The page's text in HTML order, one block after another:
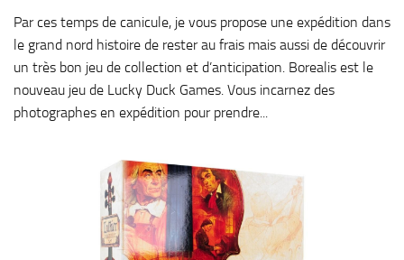
Par ces temps de canicule, je vous propose une expédition dans
le grand nord histoire de rester au frais mais aussi de découvrir
un très bon jeu de collection et d’anticipation. Borealis est le
nouveau jeu de Lucky Duck Games. Vous incarnez des
photographes en expédition pour prendre...